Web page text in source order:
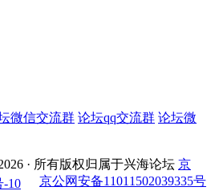
微信交流群 论坛qq交流群 论坛微
· 所有版权归属于兴海论坛 京
-10
京公网安备11011502039335号